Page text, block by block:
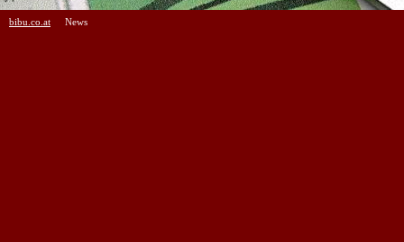
bibu.co.at News